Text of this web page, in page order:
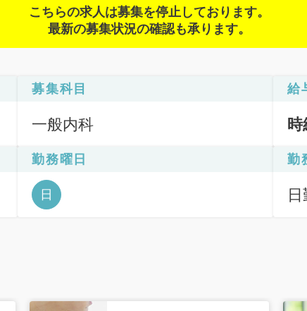
こちらの求人は募集を停止しております。
最新の募集状況の確認も承ります。
募集科目
一般内科
給
勤務曜日
日
勤